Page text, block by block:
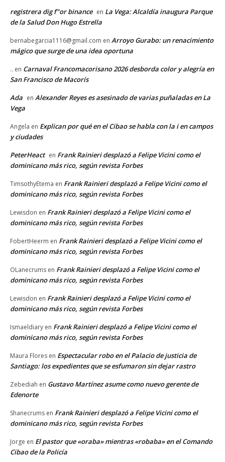
registrera dig f"or binance en La Vega: Alcaldía inaugura Parque
de la Salud Don Hugo Estrella
bernabegarcia1116@gmail.com en Arroyo Gurabo: un renacimiento
mágico que surge de una idea oportuna
.. en Carnaval Francomacorisano 2026 desborda color y alegría en
San Francisco de Macorís
Ada en Alexander Reyes es asesinado de varias puñaladas en La
Vega
Angela en Explican por qué en el Cibao se habla con la i en campos
y ciudades
PeterHeact en Frank Rainieri desplazó a Felipe Vicini como el
dominicano más rico, según revista Forbes
TimsothyEtema en Frank Rainieri desplazó a Felipe Vicini como el
dominicano más rico, según revista Forbes
Lewisdon en Frank Rainieri desplazó a Felipe Vicini como el
dominicano más rico, según revista Forbes
FobertHeerm en Frank Rainieri desplazó a Felipe Vicini como el
dominicano más rico, según revista Forbes
OLanecrums en Frank Rainieri desplazó a Felipe Vicini como el
dominicano más rico, según revista Forbes
Lewisdon en Frank Rainieri desplazó a Felipe Vicini como el
dominicano más rico, según revista Forbes
Ismaeldiary en Frank Rainieri desplazó a Felipe Vicini como el
dominicano más rico, según revista Forbes
Maura Flores en Espectacular robo en el Palacio de justicia de
Santiago: los expedientes que se esfumaron sin dejar rastro
Zebediah en Gustavo Martínez asume como nuevo gerente de
Edenorte
Shanecrums en Frank Rainieri desplazó a Felipe Vicini como el
dominicano más rico, según revista Forbes
Jorge en El pastor que «oraba» mientras «robaba» en el Comando
Cibao de la Policía